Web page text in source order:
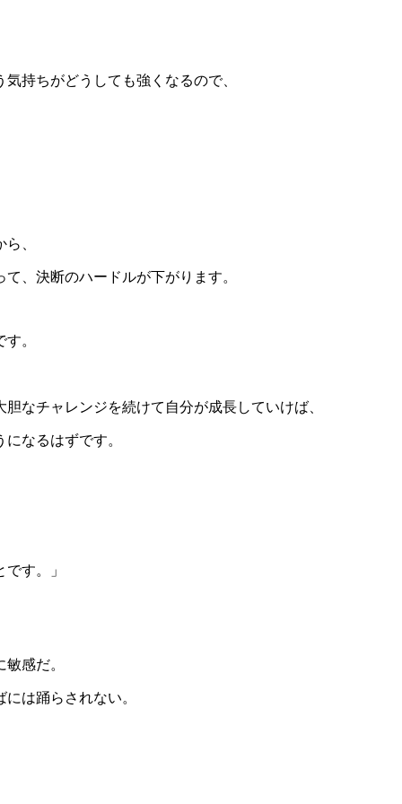
持ちがどうしても強くなるので、
、
、決断のハードルが下がります。
。
なチャレンジを続けて自分が成長していけば、
なるはずです。
す。」
感だ。
は踊らされない。